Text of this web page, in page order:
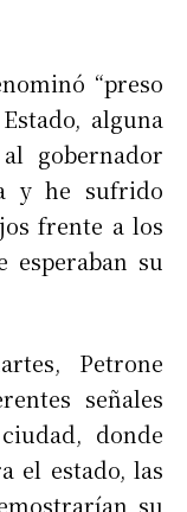
“preso
alguna
gobernador
y he sufrido
frente a los
esperaban su
Petrone
señales
donde
el estado, las
su